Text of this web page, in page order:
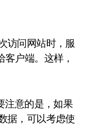
访问网站时，服
户端。这样，
注意的是，如果
据，可以考虑使